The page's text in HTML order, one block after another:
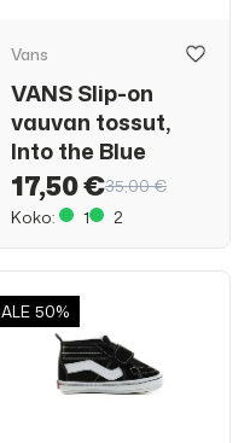
Vans
VANS Slip-on
vauvan tossut,
Into the Blue
17,50 €35,00 €
Koko:
1 2
ALE 50%